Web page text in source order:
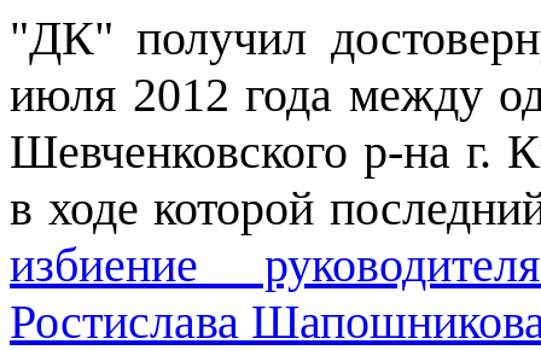
"ДК" получил
июля 2012 года между
Шевченковского р-на г.
в ходе которой
избиение
Ростислава